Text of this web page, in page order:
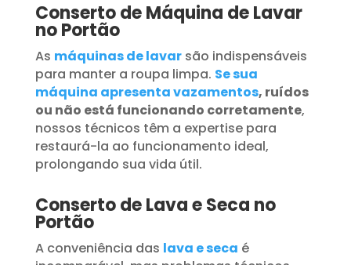
Conserto de Máquina de Lavar
no Portão
As máquinas de lavar são indispensáveis
para manter a roupa limpa. Se sua
máquina apresenta vazamentos, ruídos
ou não está funcionando corretamente,
nossos técnicos têm a expertise para
restaurá-la ao funcionamento ideal,
prolongando sua vida útil.
Conserto de Lava e Seca no
Portão
A conveniência das lava e seca é